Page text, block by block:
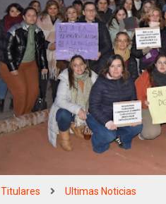
Titulares Ultimas Noticias